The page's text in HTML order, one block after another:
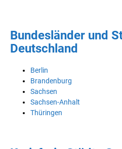
Bundesländer und
Deutschland
Berlin
Brandenburg
Sachsen
Sachsen-Anhalt
Thüringen